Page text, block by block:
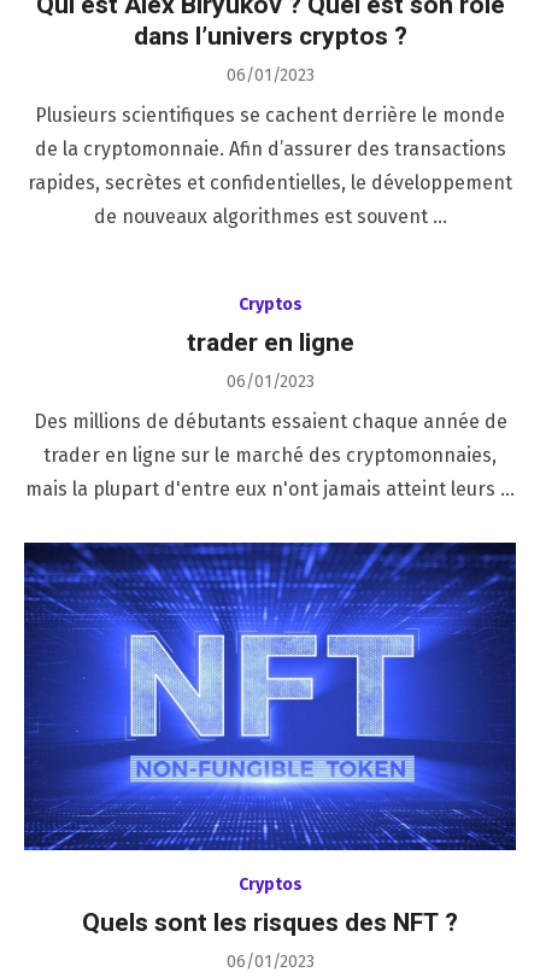
dans l’univers cryptos ?
Posted
06/01/2023
Plusieurs scientifiques se cachent derrière le monde
de la cryptomonnaie. Afin d’assurer des transactions
rapides, secrètes et confidentielles, le développement
de nouveaux algorithmes est souvent …
Cryptos
trader en ligne
Posted
06/01/2023
Des millions de débutants essaient chaque année de
trader en ligne sur le marché des cryptomonnaies,
mais la plupart d'entre eux n'ont jamais atteint leurs …
Cryptos
Quels sont les risques des NFT ?
Posted
06/01/2023